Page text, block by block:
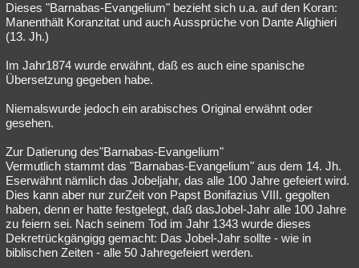
Dieses "Barnabas-Evangelium" bezieht sich u.a. auf den Koran:
Manenthält Koranzitat und auch Aussprüche von Dante Alighieri
(13. Jh.)
Im Jahr1874 wurde erwähnt, daß es auch eine spanische
Übersetzung gegeben habe.
Niemalswurde jedoch ein arabisches Original erwähnt oder
gesehen.
Zur Datierung des"Barnabas-Evangelium"
Vermutlich stammt das "Barnabas-Evangelium" aus dem 14. Jh.
Eserwähnt nämlich das Jobeljahr, das alle 100 Jahre gefeiert wird.
Dies kann aber nur zurZeit von Papst Bonifazius VIII. gegolten
haben, denn er hatte festgelegt, daß dasJobel-Jahr alle 100 Jahre
zu feiern sei. Nach seinem Tod im Jahr 1343 wurde dieses
Dekretrückgängigg gemacht: Das Jobel-Jahr sollte - wie in
biblischen Zeiten - alle 50 Jahregefeiert werden.